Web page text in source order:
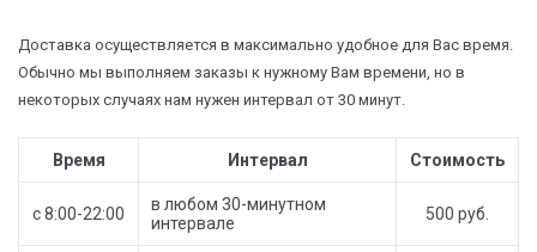
Доставка осуществляется в максимально удобное для Вас время.
Обычно мы выполняем заказы к нужному Вам времени, но в
некоторых случаях нам нужен интервал от 30 минут.
Время Интервал Стоимость
с 8:00-22:00
в любом 30-минутном
интервале
500 руб.